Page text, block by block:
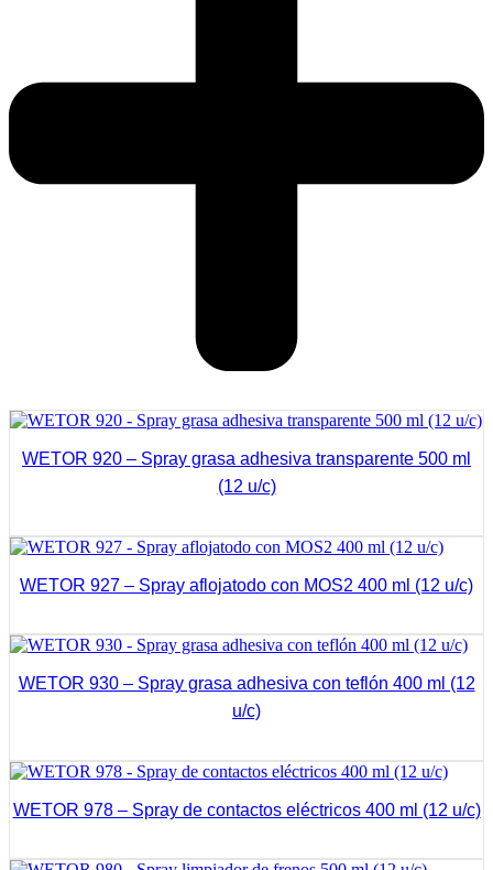
WETOR 920 – Spray grasa adhesiva transparente 500 ml
(12 u/c)
WETOR 927 – Spray aflojatodo con MOS2 400 ml (12 u/c)
WETOR 930 – Spray grasa adhesiva con teflón 400 ml (12
u/c)
WETOR 978 – Spray de contactos eléctricos 400 ml (12 u/c)